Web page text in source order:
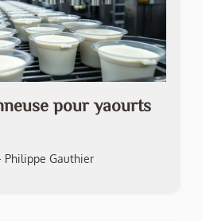
pour yaourts
Philippe Gauthier